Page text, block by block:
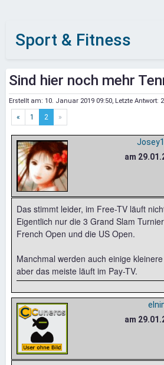
Sport & Fitness
Sind hier noch mehr
Erstellt am: 10. Januar 2019 09:50, Letzte Antwort:
« 1 2 »
am
Das stimmt leider, im Free-TV läuft
Eigentlich nur die 3 Grand Slam
French Open und die US Open.
Manchmal werden auch einige
aber das meiste läuft im Pay-TV.
am